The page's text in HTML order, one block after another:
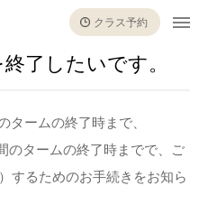
クラス予約
了したいです。
タームの終了時まで、
のタームの終了時までで、ご
するためのお手続きをお知ら